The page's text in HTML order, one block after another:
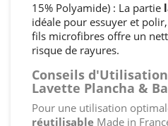
15% Polyamide) : La partie
idéale pour essuyer et
fils microfibres offre un
risque de rayures.
Conseils
Lavette Plancha &
Pour une utilisation
réutilisable Made in